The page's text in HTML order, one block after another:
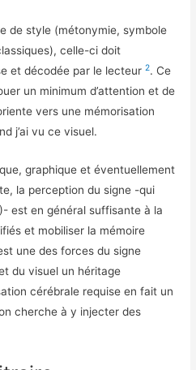
de style (métonymie, symbole
celle-ci doit
et décodée par le lecteur2. Ce
un minimum d’attention et de
vers une mémorisation
j’ai vu ce visuel.
graphique et éventuellement
la perception du signe -qui
est en général suffisante à la
et mobiliser la mémoire
une des forces du signe
du visuel un héritage
cérébrale requise en fait un
cherche à y injecter des